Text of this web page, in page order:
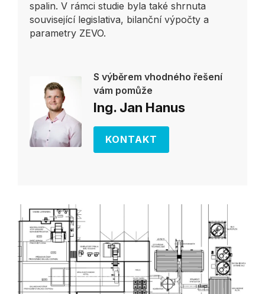
spalin. V rámci studie byla také shrnuta
související legislativa, bilanční výpočty a
parametry ZEVO.
S výběrem vhodného řešení
vám pomůže
Ing. Jan Hanus
KONTAKT